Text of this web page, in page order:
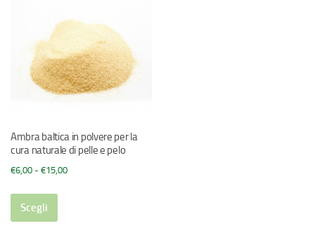
Ambra baltica in polvere per la
cura naturale di pelle e pelo
€6,00 - €15,00Fascia
Scegli
ha